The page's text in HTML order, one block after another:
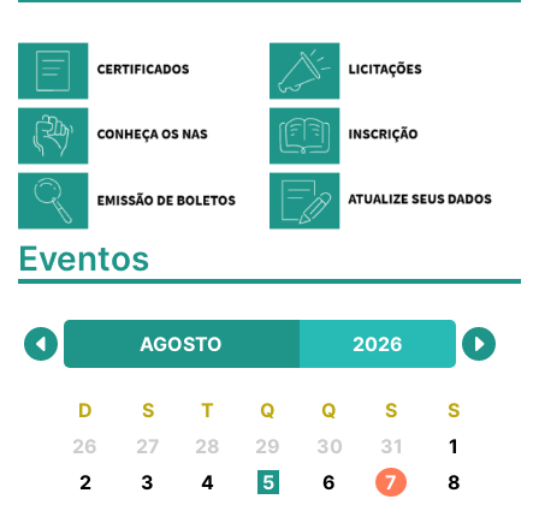
Eventos
AGOSTO 2026
D S T Q Q S
S
26
27 28 29 30 31
1
2
3 4 5 6 7
8